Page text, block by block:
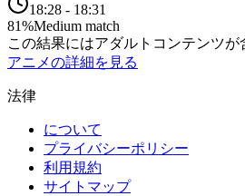
18:28 - 18:31
81%Medium match
この結果にはアダルトコンテンツが
アニメの詳細を見る
法律
について
プライバシーポリシー
利用規約
サイトマップ